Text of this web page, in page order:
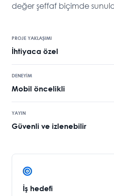
değer şeffaf biçimde
PROJE YAKLAŞIMI
İhtiyaca özel
DENEYİM
Mobil öncelikli
YAYIN
Güvenli ve izlenebilir
İş hedefi